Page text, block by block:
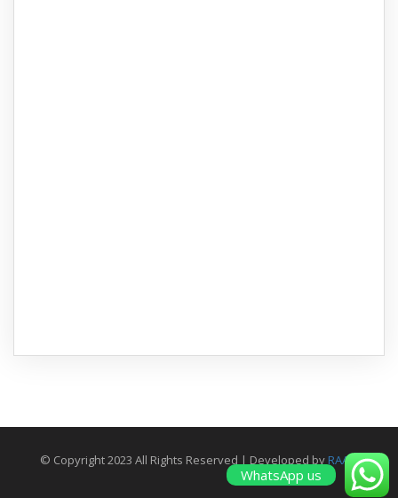
© Copyright 2023 All Rights Reserved | Developed by RAAM
WhatsApp us